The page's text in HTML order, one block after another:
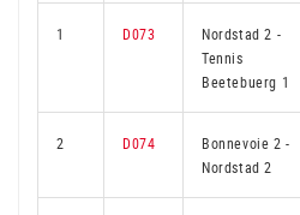
1 D073 Nordstad 2 -
Tennis
Beetebuerg 1
2 D074 Bonnevoie 2-
Nordstad 2